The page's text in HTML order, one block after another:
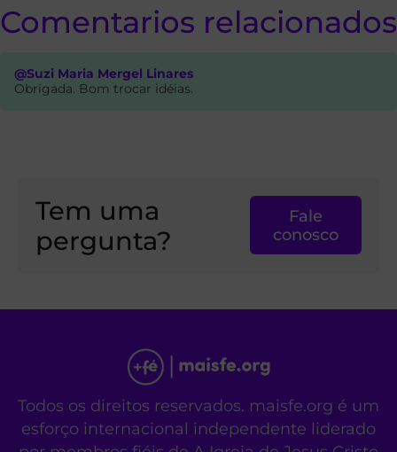
Comentarios relacionados
@Suzi Maria Mergel Linares
Obrigada. Bom trocar idéias.
Tem uma
pergunta?
Fale
conosco
Todos os direitos reservados. maisfe.org é um
esforço internacional independente liderado